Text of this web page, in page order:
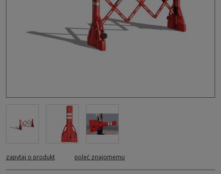
zapytaj o produkt poleć znajomemu